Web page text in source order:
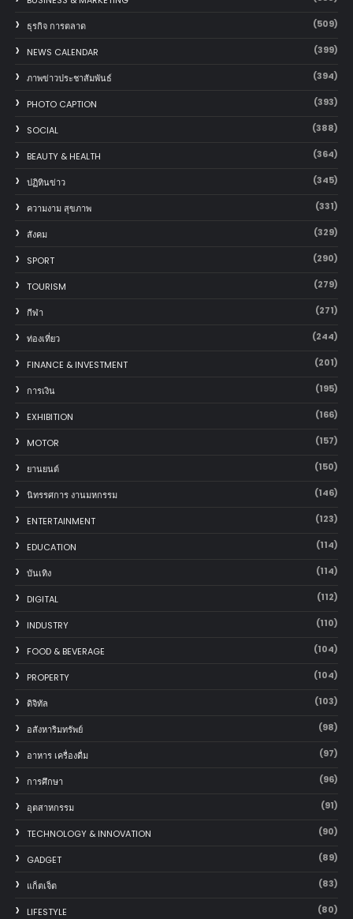
ธุรกิจ การตลาด (509)
NEWS CALENDAR (399)
ภาพข่าวประชาสัมพันธ์ (394)
PHOTO CAPTION (393)
SOCIAL (388)
BEAUTY & HEALTH (364)
ปฏิทินข่าว (345)
ความงาม สุขภาพ (331)
สังคม (329)
SPORT (290)
TOURISM (279)
กีฬา (271)
ท่องเที่ยว (244)
FINANCE & INVESTMENT (201)
การเงิน (195)
EXHIBITION (166)
MOTOR (157)
‎ยานยนต์‎ (150)
นิทรรศการ งานมหกรรม (146)
ENTERTAINMENT (123)
EDUCATION (114)
บันเทิง (114)
DIGITAL (112)
INDUSTRY (110)
FOOD & BEVERAGE (104)
PROPERTY (104)
ดิจิทัล (103)
อสังหาริมทรัพย์ (98)
อาหาร เครื่องดื่ม (97)
การศึกษา (96)
อุตสาหกรรม (91)
TECHNOLOGY & INNOVATION (90)
GADGET (89)
แก็ตเจ็ต (83)
LIFESTYLE (80)